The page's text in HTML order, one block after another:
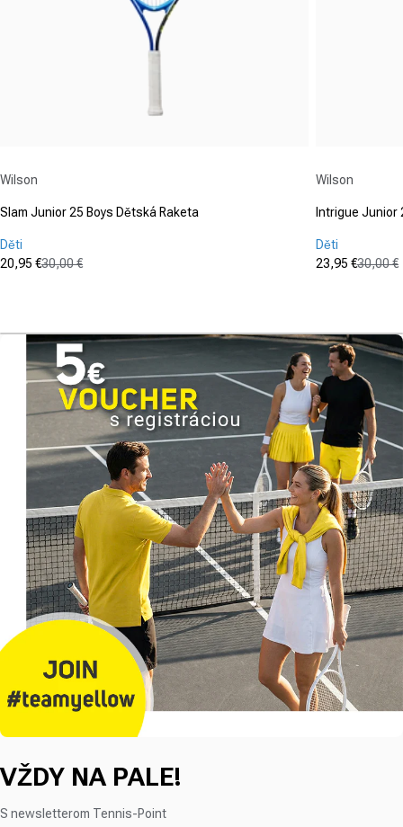
Wilson
Slam Junior 25 Boys Dětská Raketa
Děti
Cena po zľave
20,95 €
Normálna cena
30,00 €
5
hviezdičiek.
Wilson
Intrigue Junior
Děti
Cena po
23,95 €
Normálna
30,00 €
5
hviezdičiek.
VŽDY NA PALE!
S newsletterom Tennis-Point